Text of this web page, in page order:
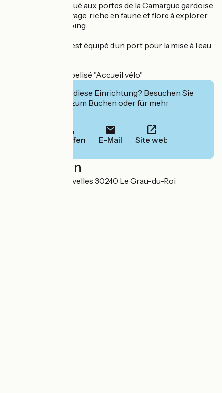
Le camping est situé aux portes de la Camargue gardoise
: un territoire sauvage, riche en faune et flore à explorer
au départ du camping.
Le + : Le camping est équipé d’un port pour la mise à l’eau
Le camping est labelisé "Accueil vélo"
Interessiert Sie diese Einrichtung? Besuchen Sie
deren Website zum Buchen oder für mehr
Anrufen E-Mail Site web
Localisation
1430 Rte des Ganivelles 30240 Le Grau-du-Roi